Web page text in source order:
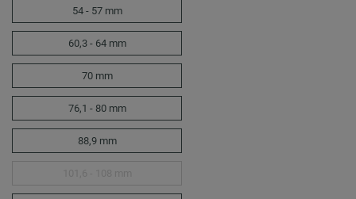
54 - 57 mm
60,3 - 64 mm
70 mm
76,1 - 80 mm
88,9 mm